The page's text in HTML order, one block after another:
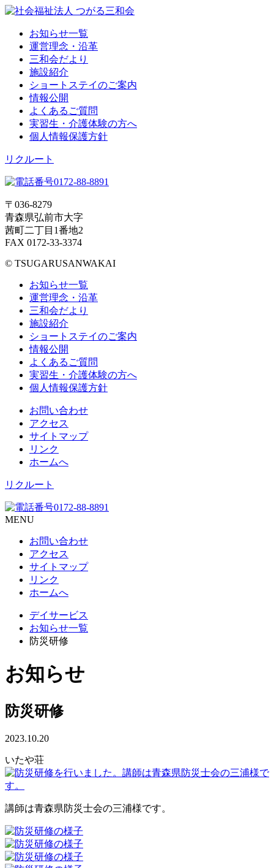
お知らせ一覧
運営理念・沿革
三和会だより
施設紹介
ショートステイのご案内
情報公開
よくあるご質問
実習生・介護体験の方へ
個人情報保護方針
リクルート
〒036-8279
青森県弘前市大字
茜町二丁目1番地2
FAX 0172-33-3374
© TSUGARUSANWAKAI
お知らせ一覧
運営理念・沿革
三和会だより
施設紹介
ショートステイのご案内
情報公開
よくあるご質問
実習生・介護体験の方へ
個人情報保護方針
お問い合わせ
アクセス
サイトマップ
リンク
ホームへ
リクルート
MENU
お問い合わせ
アクセス
サイトマップ
リンク
ホームへ
デイサービス
お知らせ一覧
防災研修
お知らせ
防災研修
2023.10.20
いたや荘
講師は青森県防災士会の三浦様です。